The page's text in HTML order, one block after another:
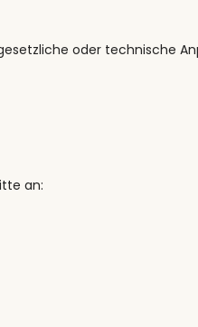
oder technische
an: